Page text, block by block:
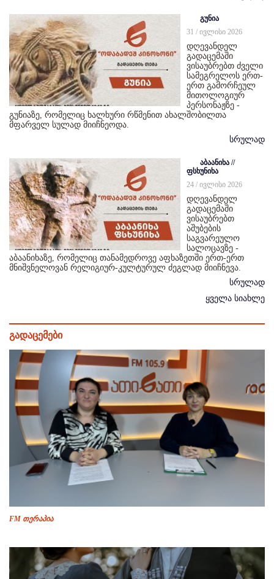
გუნია
31 / ივლისი 2026
დღევანდელ
გადაცემაში
ვისაუბრებთ ძველი
სამეგრელოს ერთ-
ერთ გამორჩეულ
მითოლოგიურ
პერსონაჟზე -
გუნიაზე, რომელიც ხალხური რწმენით ახალშობილთა
მფარველ სულად მიიჩნეოდა.
სრულად
აბაანიხა //
ფსხუნიხა
24 / ივლისი 2026
დღევანდელ
გადაცემაში
ვისაუბრებთ
აშუბების
საგვარეულო
სალოცავზე -
აბაანიხაზე, რომელიც თანამედროვე აფხაზეთში ერთ-ერთ
მნიშვნელოვან რელიგიურ-კულტურულ ძეგლად მიიჩნევა.
სრულად
ყველა სიახლე
გადაცემები
FM თერაპია